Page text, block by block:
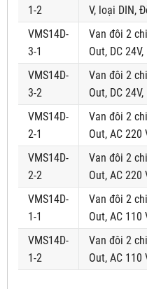
1-2
V, loại DIN,
VMS14D-
3-1
Van đôi 2
Out, DC
VMS14D-
3-2
Van đôi 2
Out, DC
VMS14D-
2-1
Van đôi 2
Out, AC 220
VMS14D-
2-2
Van đôi 2
Out, AC 220
VMS14D-
1-1
Van đôi 2
Out, AC 110
VMS14D-
1-2
Van đôi 2
Out, AC 110